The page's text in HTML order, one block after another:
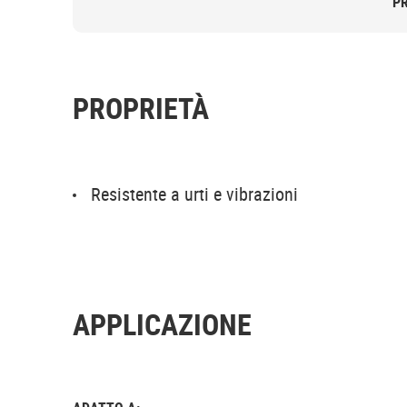
PROPRIETÀ
Resistente a urti e vibrazioni
APPLICAZIONE